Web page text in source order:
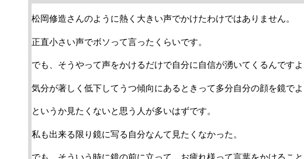
松岡修造さんのように熱く大きい声でかけたわけではありません。
正直小さい声でボソって言ったくらいです。
でも、そうやって声をかけるだけで自分に自信が湧いてくるんですよ
気分が著しく低下してうつ傾向にあるときって多分自分の顔を鏡でよ
というか見たくないと思う人が多いはずです。
私も出来る限り鏡に写る自分なんて見たくなかった。